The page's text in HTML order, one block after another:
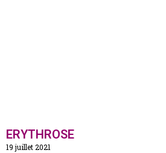
ERYTHROSE
19 juillet 2021